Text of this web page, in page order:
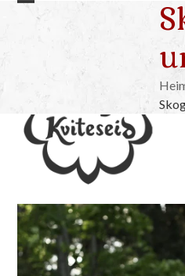
Skip
Open
menu
Close
menu